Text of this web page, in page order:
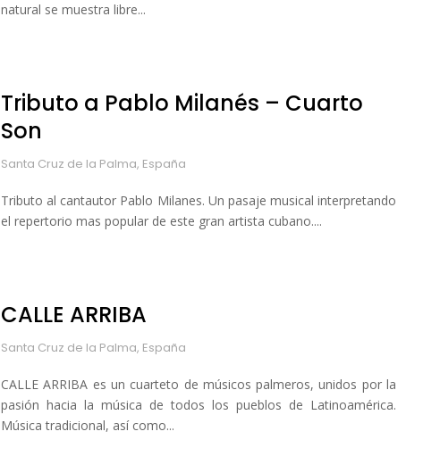
natural se muestra libre...
Tributo a Pablo Milanés – Cuarto
Son
Santa Cruz de la Palma, España
Tributo al cantautor Pablo Milanes. Un pasaje musical interpretando
el repertorio mas popular de este gran artista cubano....
CALLE ARRIBA
Santa Cruz de la Palma, España
CALLE ARRIBA es un cuarteto de músicos palmeros, unidos por la
pasión hacia la música de todos los pueblos de Latinoamérica.
Música tradicional, así como...